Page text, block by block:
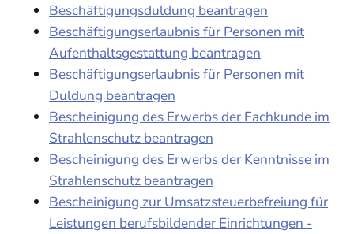
Beschäftigungsduldung beantragen
Beschäftigungserlaubnis für Personen mit
Aufenthaltsgestattung beantragen
Beschäftigungserlaubnis für Personen mit
Duldung beantragen
Bescheinigung des Erwerbs der Fachkunde im
Strahlenschutz beantragen
Bescheinigung des Erwerbs der Kenntnisse im
Strahlenschutz beantragen
Bescheinigung zur Umsatzsteuerbefreiung für
Leistungen berufsbildender Einrichtungen -